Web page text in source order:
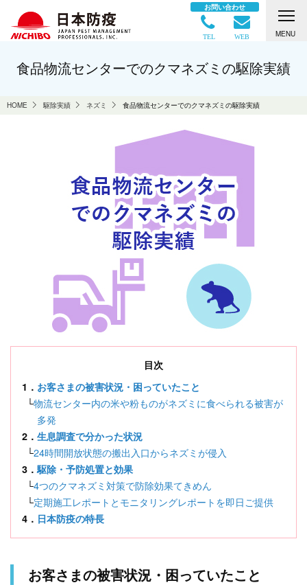
お問い合わせ
TEL WEB MENU
食品物流センターでのクマネズミの駆除実績
HOME 駆除実績 ネズミ 食品物流センターでのクマネズミの駆除実績
目次
1． お客さまの被害状況・困っていたこと
└物流センター内の米や粉ものがネズミに食べられる被害が
多発
2． 生息調査で分かった状況
└24時間開放状態の搬出入口からネズミが侵入
3．駆除・予防処置と効果
└4つのクマネズミ対策で防除効果てきめん
└定期施工レポートとモニタリングレポートを即日ご提供
4． 日本防疫の特長
お客さまの被害状況・困っていたこと